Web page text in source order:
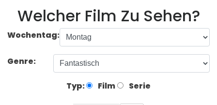
Welcher Film Zu Sehen?
Wochentag:
Genre:
Typ: Film Serie